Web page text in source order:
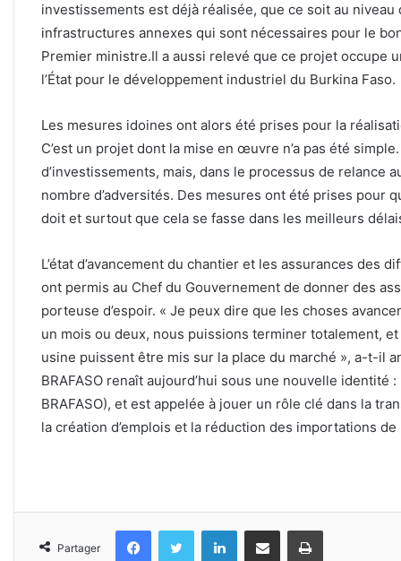
investissements est déjà réalisée, que ce soit au niveau
infrastructures annexes qui sont nécessaires pour le
Premier ministre.Il a aussi relevé que ce projet occupe
l’État pour le développement industriel du Burkina Faso.
Les mesures idoines ont alors été prises pour la
C’est un projet dont la mise en œuvre n’a pas été
d’investissements, mais, dans le processus de relance
nombre d’adversités. Des mesures ont été prises pour
doit et surtout que cela se fasse dans les meilleurs
L’état d’avancement du chantier et les assurances des
ont permis au Chef du Gouvernement de donner des
porteuse d’espoir. « Je peux dire que les choses
un mois ou deux, nous puissions terminer totalement,
usine puissent être mis sur la place du marché », a-t-il
BRAFASO renaît aujourd’hui sous une nouvelle
BRAFASO), et est appelée à jouer un rôle clé dans la
la création d’emplois et la réduction des importations
Partager
FacebookTwitter LinkedinPartager par email Imprimer